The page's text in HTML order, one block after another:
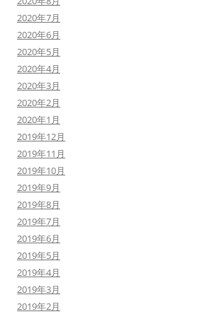
2020年7月
2020年6月
2020年5月
2020年4月
2020年3月
2020年2月
2020年1月
2019年12月
2019年11月
2019年10月
2019年9月
2019年8月
2019年7月
2019年6月
2019年5月
2019年4月
2019年3月
2019年2月